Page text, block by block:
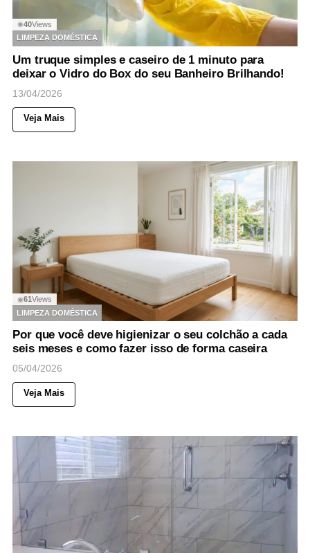
◉40Views
LIMPEZA DOMÉSTICA
Um truque simples e caseiro de 1 minuto para
deixar o Vidro do Box do seu Banheiro Brilhando!
13/04/2026
Veja Mais
◉61 Views
LIMPEZA DOMÉSTICA
Por que você deve higienizar o seu colchão a cada
seis meses e como fazer isso de forma caseira
05/04/2026
Veja Mais